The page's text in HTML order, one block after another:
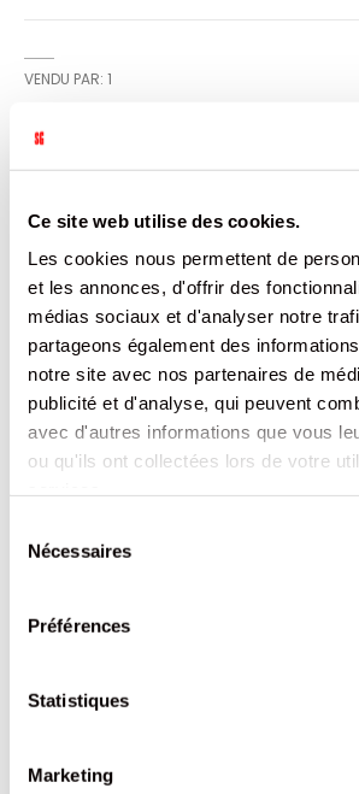
Ce site web utilise des cookies.
Les cookies nous permettent de
et les annonces, d'offrir des
médias sociaux et d'analyser notre
partageons également des
notre site avec nos partenaires de
publicité et d'analyse, qui peuvent
avec d'autres informations que vous
ou qu'ils ont collectées lors de votre
Nécessaires
Préférences
Statistiques
Marketing
VENDU PAR: 1
INFORMATION
Couteau réutilisable en bambou. Idéal
déjeuners en extérieur.
CARACTÉRISTIQUES
DOCUMENTATION
PRODUITS QUI POURRAIENT VOUS